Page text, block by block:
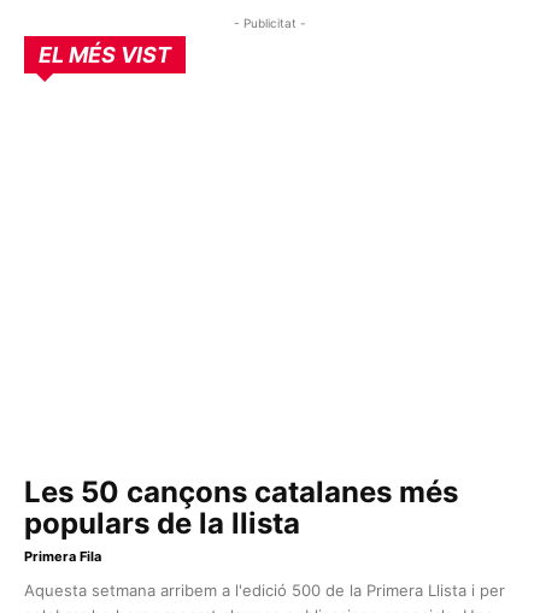
- Publicitat -
EL MÉS VIST
Les 50 cançons catalanes més
populars de la llista
Primera Fila
Aquesta setmana arribem a l'edició 500 de la Primera Llista i per